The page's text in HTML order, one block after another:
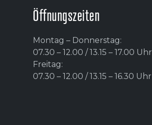
Öffnungszeiten
Montag – Donnerstag:
07.30 – 12.00 / 13.15 – 17.00 Uhr
Freitag:
07.30 – 12.00 / 13.15 – 16.30 Uhr